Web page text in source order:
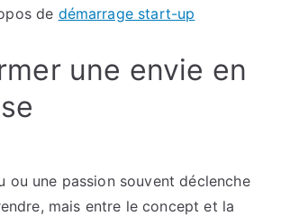
de démarrage start-up
une envie en
ou une passion souvent déclenche
mais entre le concept et la